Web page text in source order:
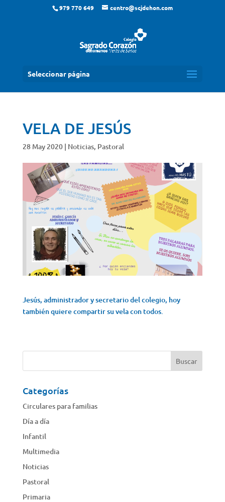
979 770 649 centro@scjdehon.com
Seleccionar página
VELA DE JESÚS
28 May 2020| Noticias, Pastoral
Jesús, administrador y secretario del colegio, hoy
también quiere compartir su vela con todos.
Categorías
Circulares para familias
Día a día
Infantil
Multimedia
Noticias
Pastoral
Primaria